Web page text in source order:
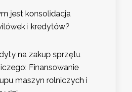
jest konsolidacja
i kredytów?
na zakup sprzętu
Finansowanie
maszyn rolniczych i